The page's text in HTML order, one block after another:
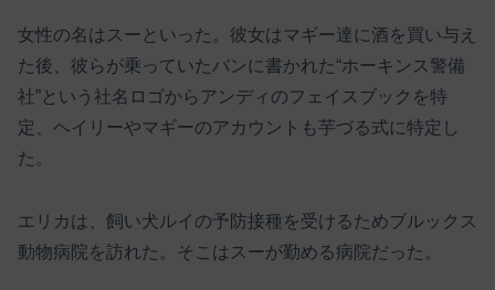
女性の名はスーといった。彼女はマギー達に酒を買い与え
た後、彼らが乗っていたバンに書かれた“ホーキンス警備
社”という社名ロゴからアンディのフェイスブックを特
定、ヘイリーやマギーのアカウントも芋づる式に特定し
た。
エリカは、飼い犬ルイの予防接種を受けるためブルックス
動物病院を訪れた。そこはスーが勤める病院だった。